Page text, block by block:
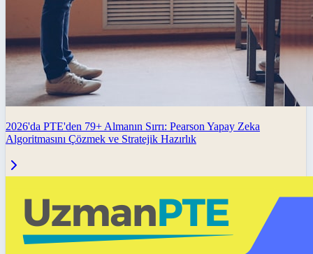
2026'da PTE'den 79+ Almanın Sırrı: Pearson Yapay Zeka
Algoritmasını Çözmek ve Stratejik Hazırlık